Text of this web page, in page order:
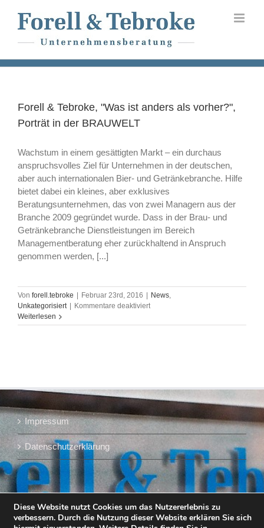
content
Forell & Tebroke, "Was ist anders als vorher?",
Porträt in der BRAUWELT
Wachstum in einem gesättigten Markt – ein durchaus
anspruchsvolles Ziel für Unternehmen in der deutschen,
aber auch internationalen Bier- und Getränkebranche. Hilfe
bietet dabei ein kleines, aber exklusives
Beratungsunternehmen, das von zwei Managern aus der
Branche 2009 gegründet wurde. Dass in der Brau- und
Getränkebranche Dienstleistungen im Bereich
Managementberatung eher zurückhaltend in Anspruch
genommen werden, [...]
Von forell.tebroke Februar 23rd, 2016 News,
Unkategorisiert
Kommentare deaktiviertfür
&
vorher?",
Porträt
der
BRAUWELT
Weiterlesen
Impressum
Datenschutzerklärung
Diese Website nutzt Cookies um das Nutzererlebnis zu
verbessern. Durch die Nutzung dieser Website erklären Sie sich